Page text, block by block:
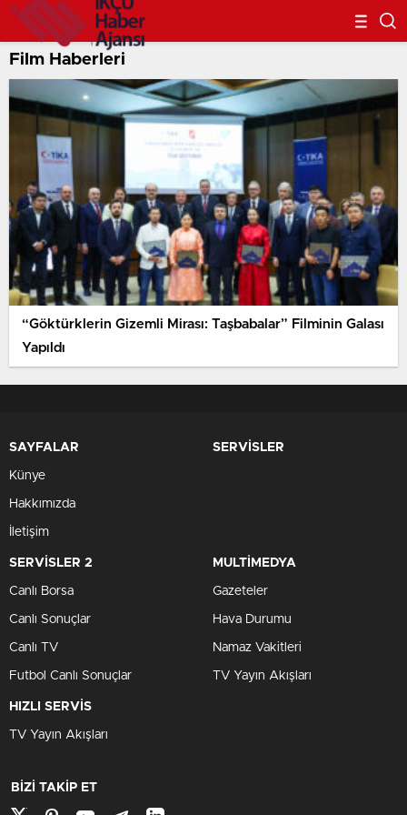
Film Haberleri
“Göktürklerin Gizemli Mirası: Taşbabalar” Filminin Galası
Yapıldı
SAYFALAR
Künye
Hakkımızda
İletişim
SERVİSLER
SERVİSLER 2
Canlı Borsa
Canlı Sonuçlar
Canlı TV
Futbol Canlı Sonuçlar
MULTİMEDYA
Gazeteler
Hava Durumu
Namaz Vakitleri
TV Yayın Akışları
HIZLI SERVİS
TV Yayın Akışları
BİZİ TAKİP ET